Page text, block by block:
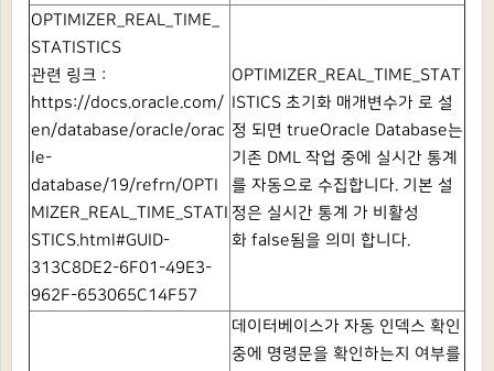
OPTIMIZER_REAL_TIME_
STATISTICS
관련 링크 :
https://docs.oracle.com/
en/database/oracle/orac
le-
database/19/refrn/OPTI
MIZER_REAL_TIME_STATI
STICS.html#GUID-
313C8DE2-6F01-49E3-
962F-653065C14F57
OPTIMIZER_REAL_TIME_STAT
ISTICS 초기화 매개변수가 로 설
정 되면 trueOracle Database는
기존 DML 작업 중에 실시간 통계
를 자동으로 수집합니다. 기본 설
정은 실시간 통계 가 비활성
화 false됨을 의미 합니다.
데이터베이스가 자동 인덱스 확인
중에 명령문을 확인하는지 여부를